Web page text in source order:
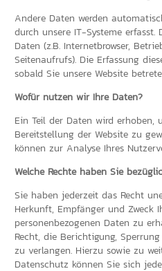
Andere Daten werden
durch unsere IT-Systeme
Daten (z.B. Internetbrowser,
Seitenaufrufs). Die Erfassung
sobald Sie unsere Website
Wofür nutzen wir Ihre Daten?
Ein Teil der Daten wird erhoben,
Bereitstellung der Website zu
können zur Analyse Ihres
Welche Rechte haben Sie
Sie haben jederzeit das Recht
Herkunft, Empfänger und Zweck
personenbezogenen Daten zu
Recht, die Berichtigung,
zu verlangen. Hierzu sowie zu
Datenschutz können Sie sich